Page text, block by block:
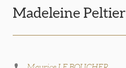
Madeleine Peltier